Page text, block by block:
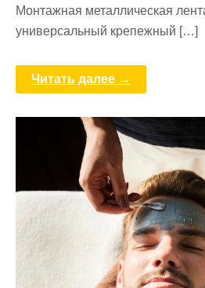
Монтажная металлическая
универсальный крепежный […]
Читать далее →